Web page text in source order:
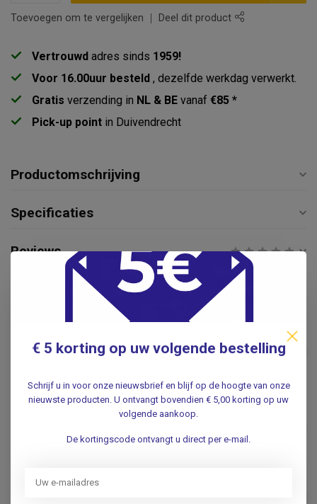
Toevoegen om te vergelijken Deel dit product
Vertrouwd adres sinds 1959!
Voor 16.00uur besteld , dezelfde werkdag verwerkt.
Gratis verzending in NL & BE vanaf €85 *
Pick-up point in Duivendrecht
Productomschrijving
Specificaties
Reviews
Gerelateerde producten
Prämeta Stuwband Groen
Prämeta
€48,95
Stuwband Vosmed Color
Stuwband Regenboog
€ 5 korting op uw volgende bestelling
Schrijf u in voor onze nieuwsbrief en blijf op de hoogte van onze
nieuwste producten. U ontvangt bovendien € 5,00 korting op uw
volgende aankoop.
De kortingscode ontvangt u direct per e-mail.